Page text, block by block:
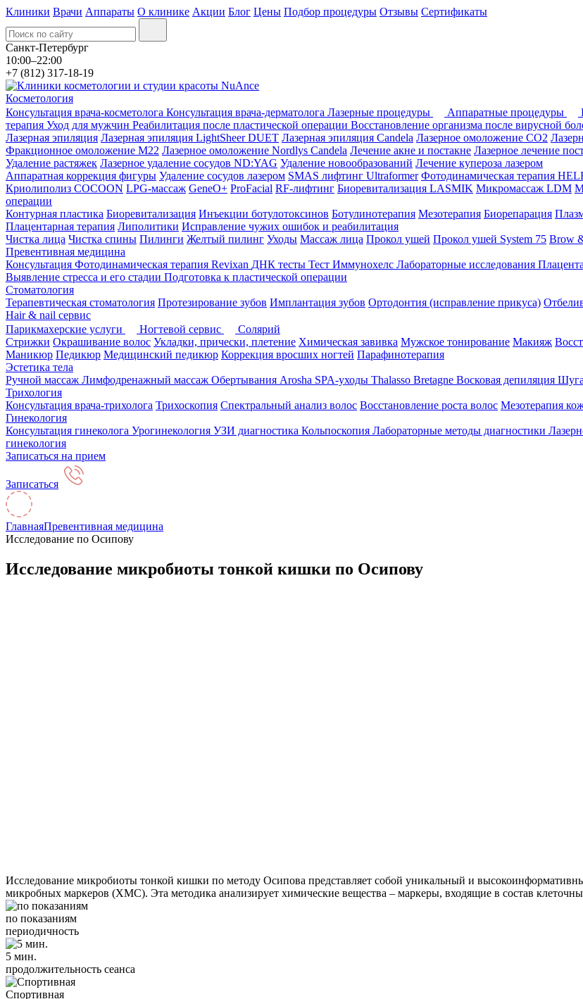
Клиники Врачи Аппараты О клинике Акции Блог Цены Подбор процедуры Отзывы Сертификаты
Санкт-Петербург
10:00–22:00
+7 (812) 317-18-19
Косметология
Консультация врача-косметолога Консультация врача-дерматолога Лазерные процедуры Аппаратные процедуры
терапия Уход для мужчин Реабилитация после пластической операции Восстановление организма после вирусной
Лазерная эпиляция Лазерная эпиляция LightSheer DUET Лазерная эпиляция Candela Лазерное омоложение СО2
Фракционное омоложение M22 Лазерное омоложение Nordlys Candela Лечение акне и постакне Лазерное лечение
Удаление растяжек Лазерное удаление сосудов ND:YAG Удаление новообразований Лечение купероза лазером
Аппаратная коррекция фигуры Удаление сосудов лазером SMAS лифтинг Ultraformer Фотодинамическая терапия
Криолиполиз COCOON LPG-массаж GeneO+ ProFacial RF-лифтинг Биоревитализация LASMIK Микромассаж LDM
операции
Контурная пластика Биоревитализация Инъекции ботулотоксинов Ботулинотерапия Мезотерапия Биорепарация
Плацентарная терапия Липолитики Исправление чужих ошибок и реабилитация
Чистка лица Чистка спины Пилинги Желтый пилинг Уходы Массаж лица Прокол ушей Прокол ушей System 75 Brow
Превентивная медицина
Консультация Фотодинамическая терапия Revixan ДНК тесты Тест Иммунохелс Лабораторные исследования
Выявление стресса и его стадии Подготовка к пластической операции
Стоматология
Терапевтическая стоматология Протезирование зубов Имплантация зубов Ортодонтия (исправление прикуса)
Hair & nail сервис
Парикмахерские услуги
Ногтевой сервис
Солярий
Стрижки Окрашивание волос Укладки, прически, плетение Химическая завивка Мужское тонирование Макияж
Маникюр Педикюр Медицинский педикюр Коррекция вросших ногтей Парафинотерапия
Эстетика тела
Ручной массаж Лимфодренажный массаж Обертывания Arosha SPA-уходы Thalasso Bretagne Восковая депиляция
Трихология
Консультация врача-трихолога Трихоскопия Спектральный анализ волос Восстановление роста волос Мезотерапия
Гинекология
Консультация гинеколога Урогинекология УЗИ диагностика Кольпоскопия Лабораторные методы диагностики
гинекология
Записаться на прием
Записаться
ГлавнаяПревентивная медицина
Исследование по Осипову
Исследование микробиоты тонкой кишки по Осипову
Исследование микробиоты тонкой кишки по методу Осипова представляет собой уникальный и
микробных маркеров (ХМС). Эта методика анализирует химические вещества – маркеры, входящие в состав
по показаниям
периодичность
5 мин.
продолжительность сеанса
Спортивная